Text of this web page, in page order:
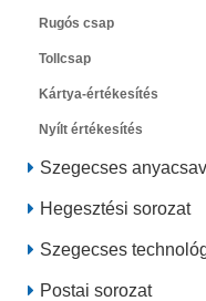
Rugós csap
Tollcsap
Kártya-értékesítés
Nyílt értékesítés
Szegecses
Hegesztési sorozat
Szegecses
Postai sorozat